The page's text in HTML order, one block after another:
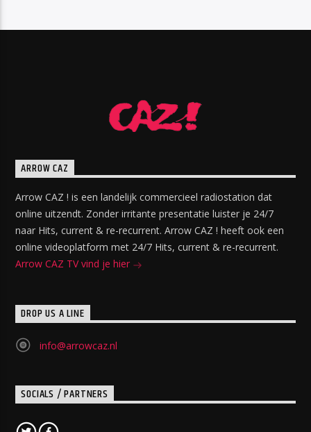
ARROW CAZ
Arrow CAZ ! is een landelijk commercieel radiostation dat
online uitzendt. Zonder irritante presentatie luister je 24/7
naar Hits, current & re-recurrent. Arrow CAZ ! heeft ook een
online videoplatform met 24/7 Hits, current & re-recurrent.
Arrow CAZ TV vind je hier
DROP US A LINE
info@arrowcaz.nl
SOCIALS / PARTNERS